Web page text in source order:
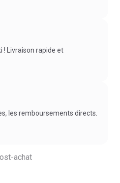
! Livraison rapide et
les remboursements directs.
achat